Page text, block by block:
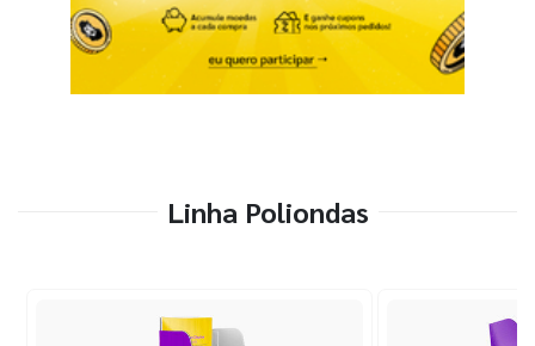
Linha Poliondas